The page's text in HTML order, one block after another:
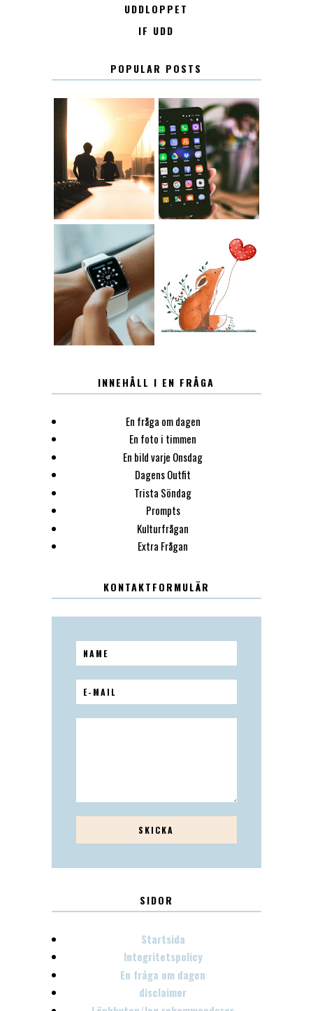
UDDLOPPET
IF UDD
POPULAR POSTS
KONTAKT KONTAKTLISTA
12.30 LUGN
INNEHÅLL I EN FRÅGA
En fråga om dagen
En foto i timmen
En bild varje Onsdag
Dagens Outfit
Trista Söndag
Prompts
Kulturfrågan
Extra Frågan
KONTAKTFORMULÄR
SIDOR
Startsida
Integritetspolicy
En fråga om dagen
disclaimer